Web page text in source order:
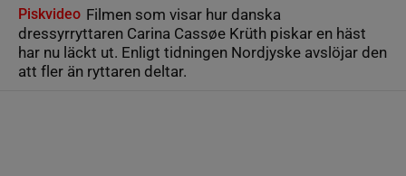
Piskvideo Filmen som visar hur danska
dressyrryttaren Carina Cassøe Krüth piskar en häst
har nu läckt ut. Enligt tidningen Nordjyske avslöjar den
att fler än ryttaren deltar.